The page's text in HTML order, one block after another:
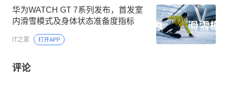
华为WATCH GT 7系列发布，首发室
内滑雪模式及身体状态准备度指标
IT之家 打开APP
评论